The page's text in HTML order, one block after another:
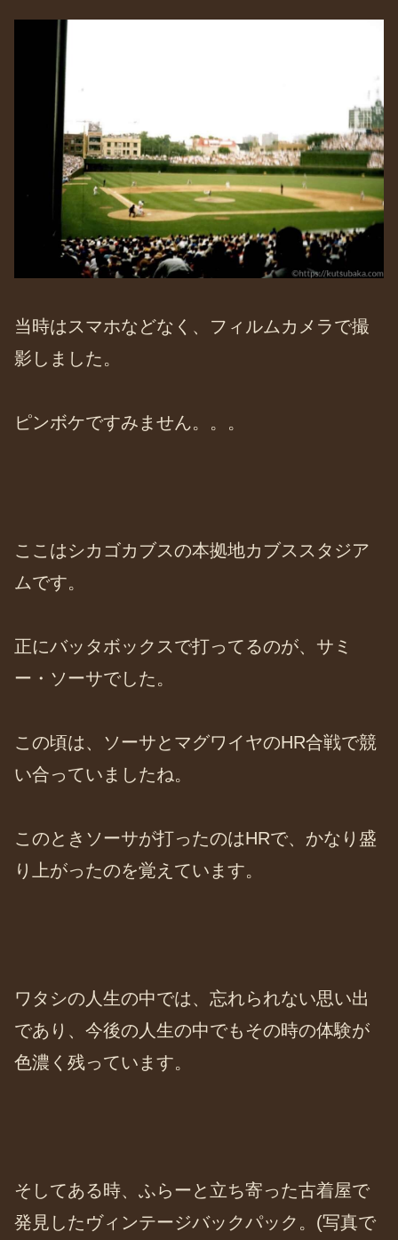
当時はスマホなどなく、フィルムカメラで撮
影しました。
ピンボケですみません。。。
ここはシカゴカブスの本拠地カブススタジア
ムです。
正にバッタボックスで打ってるのが、サミ
ー・ソーサでした。
この頃は、ソーサとマグワイヤのHR合戦で競
い合っていましたね。
このときソーサが打ったのはHRで、かなり盛
り上がったのを覚えています。
ワタシの人生の中では、忘れられない思い出
であり、今後の人生の中でもその時の体験が
色濃く残っています。
そしてある時、ふらーと立ち寄った古着屋で
発見したヴィンテージバックパック。(写真で